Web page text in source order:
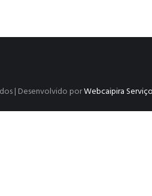
| Desenvolvido porWebcaipira